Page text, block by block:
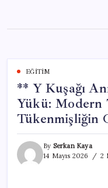
content
EĞITIM
** Y Kuşağı
Yükü: Modern
Tükenmişliğin
By Serkan Kaya
14 Mayıs 2026
2